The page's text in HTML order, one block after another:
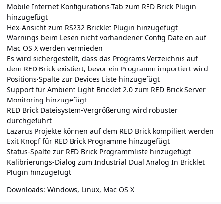
Mobile Internet Konfigurations-Tab zum RED Brick Plugin
hinzugefügt
Hex-Ansicht zum RS232 Bricklet Plugin hinzugefügt
Warnings beim Lesen nicht vorhandener Config Dateien auf
Mac OS X werden vermieden
Es wird sichergestellt, dass das Programs Verzeichnis auf
dem RED Brick existiert, bevor ein Programm importiert wird
Positions-Spalte zur Devices Liste hinzugefügt
Support für Ambient Light Bricklet 2.0 zum RED Brick Server
Monitoring hinzugefügt
RED Brick Dateisystem-Vergrößerung wird robuster
durchgeführt
Lazarus Projekte können auf dem RED Brick kompiliert werden
Exit Knopf für RED Brick Programme hinzugefügt
Status-Spalte zur RED Brick Programmliste hinzugefügt
Kalibrierungs-Dialog zum Industrial Dual Analog In Bricklet
Plugin hinzugefügt
Downloads: Windows, Linux, Mac OS X